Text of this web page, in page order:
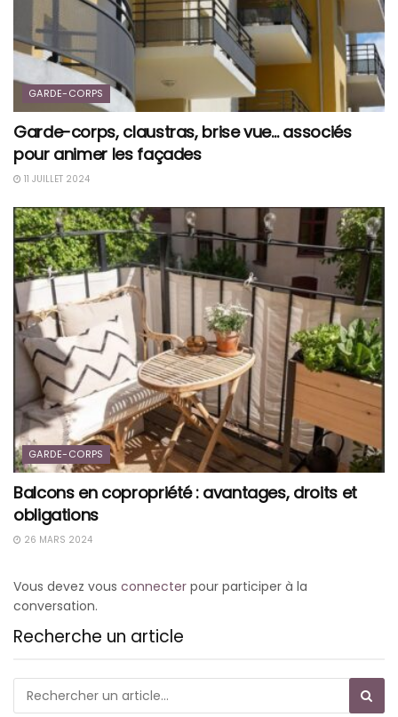
GARDE-CORPS
Garde-corps, claustras, brise vue… associés
pour animer les façades
11 JUILLET 2024
GARDE-CORPS
Balcons en copropriété : avantages, droits et
obligations
26 MARS 2024
Vous devez vous connecter pour participer à la
conversation.
Recherche un article